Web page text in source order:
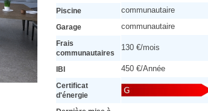
Piscine communautaire
Garage communautaire
Frais
communautaires
130 €/mois
IBI 450 €/Année
Certificat
d'énergie